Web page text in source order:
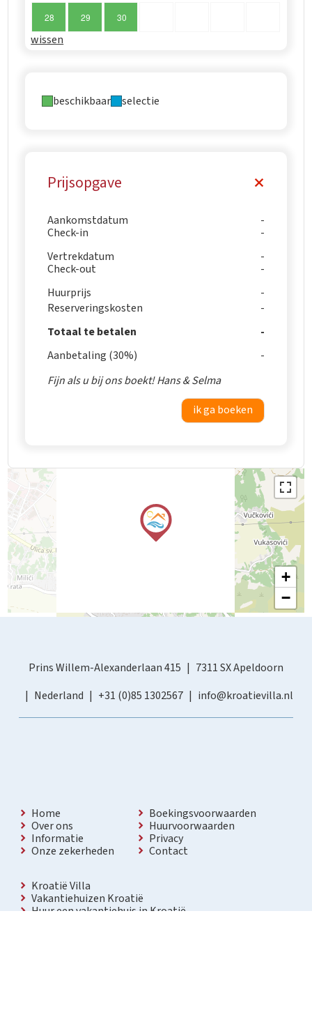
28 29 30
wissen
beschikbaar selectie
Prijsopgave
Aankomstdatum
Check-in
Vertrekdatum
Check-out
Huurprijs
Reserveringskosten
Totaal te betalen
Aanbetaling (30%)
Fijn als u bij ons boekt! Hans & Selma
ik ga boeken
+
−
Prins Willem-Alexanderlaan 415
7311 SX Apeldoorn
Nederland
+31 (0)85 1302567 info@kroatievilla.nl
Home
Over ons
Informatie
Onze zekerheden
Boekingsvoorwaarden
Huurvoorwaarden
Privacy
Contact
Kroatië Villa
Vakantiehuizen Kroatië
Huur een vakantiehuis in Kroatië